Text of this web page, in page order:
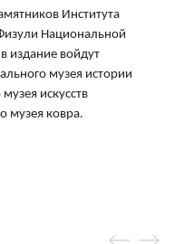
Института
Национальной
издание войдут
музея истории
искусств
музея ковра.